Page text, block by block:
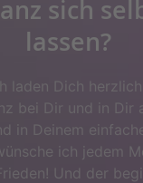
sich
lassen?
laden Dich
bei Dir und in Dir
in Deinem
ich jedem
Und der